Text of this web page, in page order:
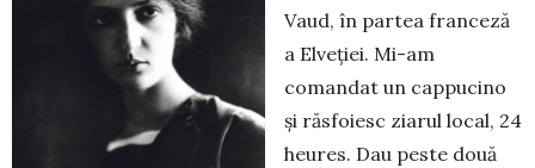
Vaud, în partea franceză
a El­­veției. Mi-am
comandat un cappucino
și răsfoiesc ziarul local, 24
heures. Dau peste două